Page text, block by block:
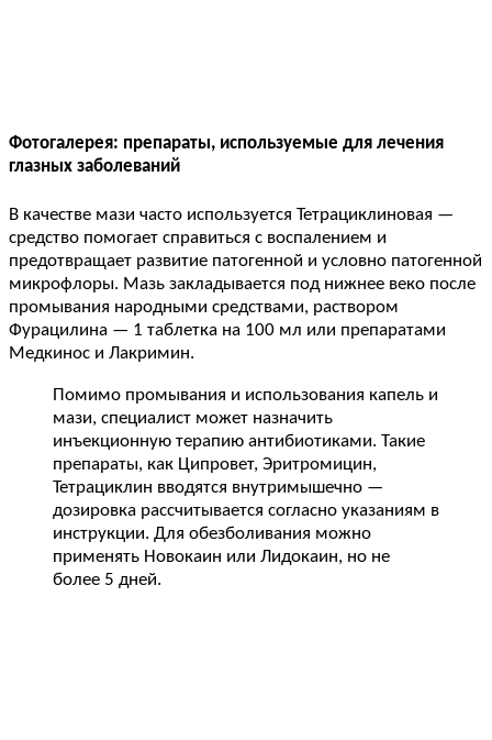
Фотогалерея: препараты, используемые для лечения
глазных заболеваний
В качестве мази часто используется Тетрациклиновая —
средство помогает справиться с воспалением и
предотвращает развитие патогенной и условно патогенной
микрофлоры. Мазь закладывается под нижнее веко после
промывания народными средствами, раствором
Фурацилина — 1 таблетка на 100 мл или препаратами
Медкинос и Лакримин.
Помимо промывания и использования капель и
мази, специалист может назначить
инъекционную терапию антибиотиками. Такие
препараты, как Ципровет, Эритромицин,
Тетрациклин вводятся внутримышечно —
дозировка рассчитывается согласно указаниям в
инструкции. Для обезболивания можно
применять Новокаин или Лидокаин, но не
более 5 дней.